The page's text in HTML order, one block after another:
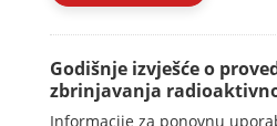
Godišnje izvješće o
zbrinjavanja
Informacije za ponovnu